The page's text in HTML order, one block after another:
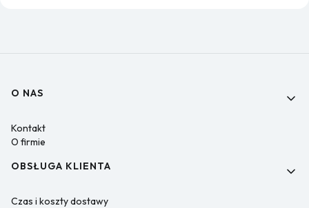
Linki w stopce
O NAS
Kontakt
O firmie
OBSŁUGA KLIENTA
Czas i koszty dostawy